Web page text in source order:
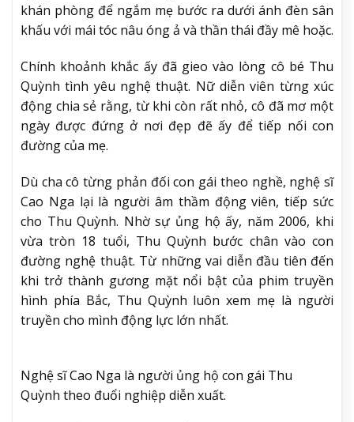
khán phòng để ngắm mẹ bước ra dưới ánh đèn sân
khấu với mái tóc nâu óng ả và thần thái đầy mê hoặc.
Chính khoảnh khắc ấy đã gieo vào lòng cô bé Thu
Quỳnh tình yêu nghệ thuật. Nữ diễn viên từng xúc
động chia sẻ rằng, từ khi còn rất nhỏ, cô đã mơ một
ngày được đứng ở nơi đẹp đẽ ấy để tiếp nối con
đường của mẹ.
Dù cha cô từng phản đối con gái theo nghề, nghệ sĩ
Cao Nga lại là người âm thầm động viên, tiếp sức
cho Thu Quỳnh. Nhờ sự ủng hộ ấy, năm 2006, khi
vừa tròn 18 tuổi, Thu Quỳnh bước chân vào con
đường nghệ thuật. Từ những vai diễn đầu tiên đến
khi trở thành gương mặt nổi bật của phim truyền
hình phía Bắc, Thu Quỳnh luôn xem mẹ là người
truyền cho mình động lực lớn nhất.
Nghệ sĩ Cao Nga là người ủng hộ con gái Thu
Quỳnh theo đuổi nghiệp diễn xuất.